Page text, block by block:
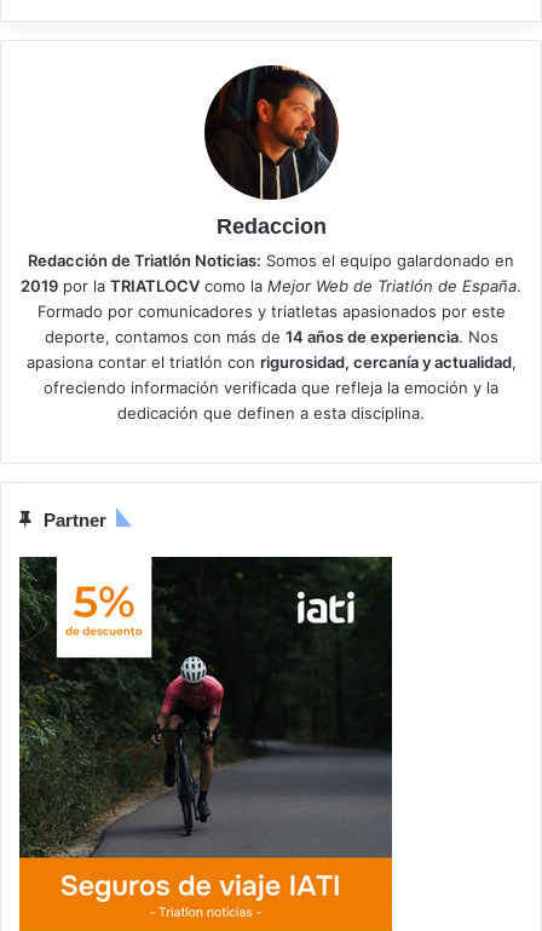
Redaccion
Redacción de Triatlón Noticias: Somos el equipo galardonado en
2019 por la TRIATLOCV como la Mejor Web de Triatlón de España.
Formado por comunicadores y triatletas apasionados por este
deporte, contamos con más de 14 años de experiencia. Nos
apasiona contar el triatlón con rigurosidad, cercanía y actualidad,
ofreciendo información verificada que refleja la emoción y la
dedicación que definen a esta disciplina.
Partner